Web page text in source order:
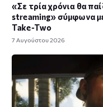
«Σε τρία χρόνια θα
streaming» σύμφωνα
Take-Two
7 Αυγούστου 2026